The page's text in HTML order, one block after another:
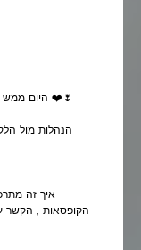
היום ממש נתת לי חיזוק כזה שהייתי זקוקה לו ! אז תודה לך ❤️🌷
הקופסאות , הקשר